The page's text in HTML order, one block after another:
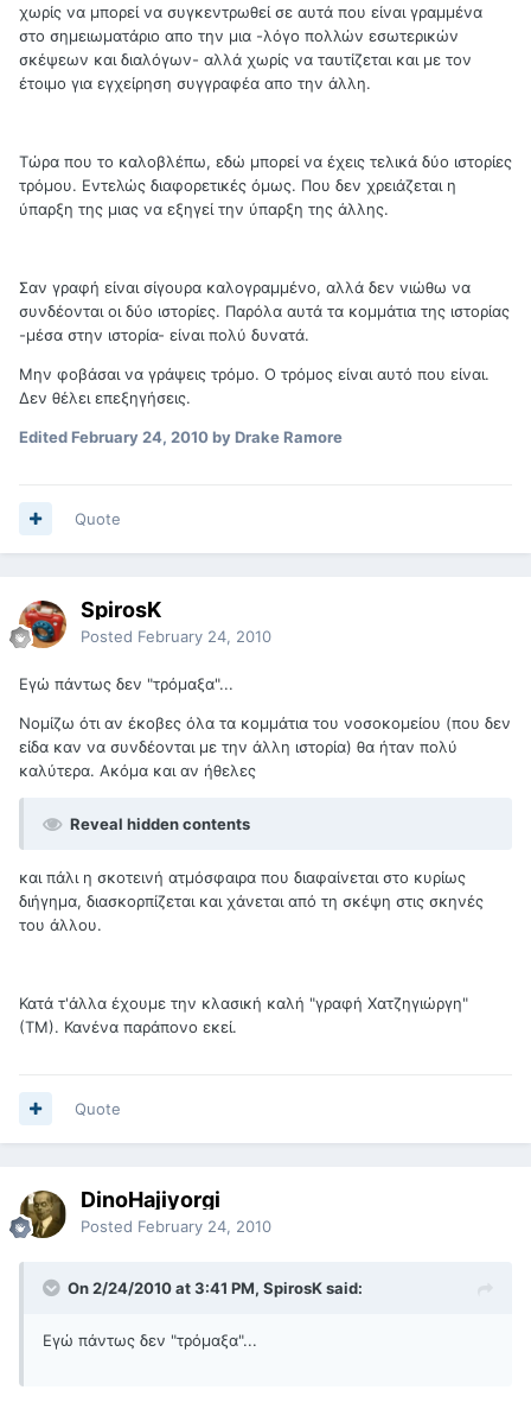
χωρίς να μπορεί να συγκεντρωθεί σε αυτά που είναι γραμμένα
στο σημειωματάριο απο την μια -λόγο πολλών εσωτερικών
σκέψεων και διαλόγων- αλλά χωρίς να ταυτίζεται και με τον
έτοιμο για εγχείρηση συγγραφέα απο την άλλη.
Τώρα που το καλοβλέπω, εδώ μπορεί να έχεις τελικά δύο ιστορίες
τρόμου. Εντελώς διαφορετικές όμως. Που δεν χρειάζεται η
ύπαρξη της μιας να εξηγεί την ύπαρξη της άλλης.
Σαν γραφή είναι σίγουρα καλογραμμένο, αλλά δεν νιώθω να
συνδέονται οι δύο ιστορίες. Παρόλα αυτά τα κομμάτια της ιστορίας
-μέσα στην ιστορία- είναι πολύ δυνατά.
Μην φοβάσαι να γράψεις τρόμο. Ο τρόμος είναι αυτό που είναι.
Δεν θέλει επεξηγήσεις.
EditedFebruary 24, 2010by Drake Ramore
Quote
SpirosK
Posted February 24, 2010
Εγώ πάντως δεν "τρόμαξα"...
Νομίζω ότι αν έκοβες όλα τα κομμάτια του νοσοκομείου (που δεν
είδα καν να συνδέονται με την άλλη ιστορία) θα ήταν πολύ
καλύτερα. Ακόμα και αν ήθελες
Reveal hidden contents
και πάλι η σκοτεινή ατμόσφαιρα που διαφαίνεται στο κυρίως
διήγημα, διασκορπίζεται και χάνεται από τη σκέψη στις σκηνές
του άλλου.
Κατά τ'άλλα έχουμε την κλασική καλή "γραφή Χατζηγιώργη"
(ΤΜ). Κανένα παράπονο εκεί.
Quote
DinoHajiyorgi
Posted February 24, 2010
On 2/24/2010 at 3:41 PM, SpirosK said:
Εγώ πάντως δεν "τρόμαξα"...